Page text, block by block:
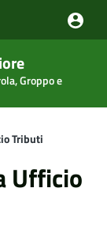
Groppo e
Tributi
Ufficio